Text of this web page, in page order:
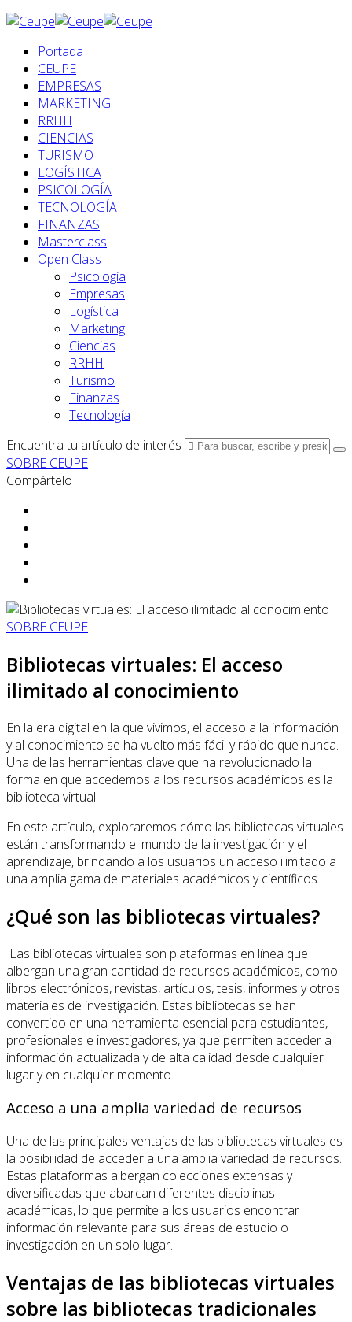
Portada
CEUPE
EMPRESAS
MARKETING
RRHH
CIENCIAS
TURISMO
LOGÍSTICA
PSICOLOGÍA
TECNOLOGÍA
FINANZAS
Masterclass
Open Class
Psicología
Empresas
Logística
Marketing
Ciencias
RRHH
Turismo
Finanzas
Tecnología
Encuentra tu artículo de interés
SOBRE CEUPE
Compártelo
SOBRE CEUPE
Bibliotecas virtuales: El acceso
ilimitado al conocimiento
En la era digital en la que vivimos, el acceso a la información
y al conocimiento se ha vuelto más fácil y rápido que nunca.
Una de las herramientas clave que ha revolucionado la
forma en que accedemos a los recursos académicos es la
biblioteca virtual.
En este artículo, exploraremos cómo las bibliotecas virtuales
están transformando el mundo de la investigación y el
aprendizaje, brindando a los usuarios un acceso ilimitado a
una amplia gama de materiales académicos y científicos.
¿Qué son las bibliotecas virtuales?
Las bibliotecas virtuales son plataformas en línea que
albergan una gran cantidad de recursos académicos, como
libros electrónicos, revistas, artículos, tesis, informes y otros
materiales de investigación. Estas bibliotecas se han
convertido en una herramienta esencial para estudiantes,
profesionales e investigadores, ya que permiten acceder a
información actualizada y de alta calidad desde cualquier
lugar y en cualquier momento.
Acceso a una amplia variedad de recursos
Una de las principales ventajas de las bibliotecas virtuales es
la posibilidad de acceder a una amplia variedad de recursos.
Estas plataformas albergan colecciones extensas y
diversificadas que abarcan diferentes disciplinas
académicas, lo que permite a los usuarios encontrar
información relevante para sus áreas de estudio o
investigación en un solo lugar.
Ventajas de las bibliotecas virtuales
sobre las bibliotecas tradicionales